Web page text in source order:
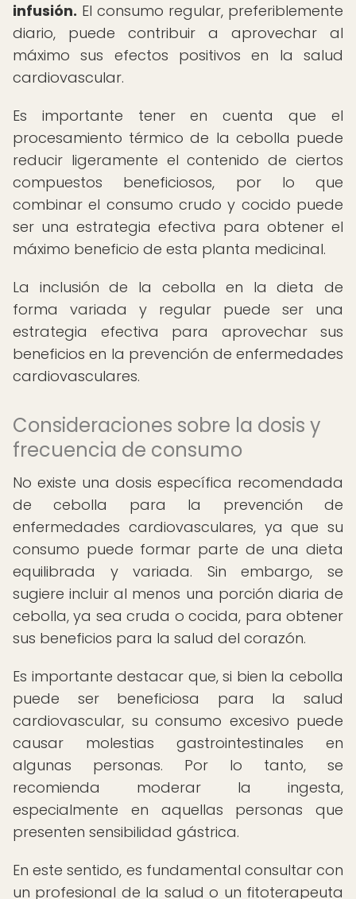
infusión. El consumo regular, preferiblemente
diario, puede contribuir a aprovechar al
máximo sus efectos positivos en la salud
cardiovascular.
Es importante tener en cuenta que el
procesamiento térmico de la cebolla puede
reducir ligeramente el contenido de ciertos
compuestos beneficiosos, por lo que
combinar el consumo crudo y cocido puede
ser una estrategia efectiva para obtener el
máximo beneficio de esta planta medicinal.
La inclusión de la cebolla en la dieta de
forma variada y regular puede ser una
estrategia efectiva para aprovechar sus
beneficios en la prevención de enfermedades
cardiovasculares.
Consideraciones sobre la dosis y
frecuencia de consumo
No existe una dosis específica recomendada
de cebolla para la prevención de
enfermedades cardiovasculares, ya que su
consumo puede formar parte de una dieta
equilibrada y variada. Sin embargo, se
sugiere incluir al menos una porción diaria de
cebolla, ya sea cruda o cocida, para obtener
sus beneficios para la salud del corazón.
Es importante destacar que, si bien la cebolla
puede ser beneficiosa para la salud
cardiovascular, su consumo excesivo puede
causar molestias gastrointestinales en
algunas personas. Por lo tanto, se
recomienda moderar la ingesta,
especialmente en aquellas personas que
presenten sensibilidad gástrica.
En este sentido, es fundamental consultar con
un profesional de la salud o un fitoterapeuta